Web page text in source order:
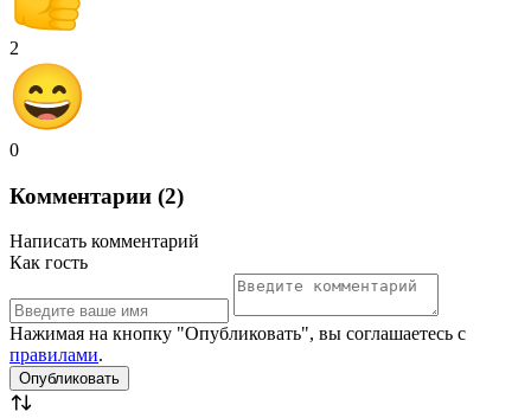
2
0
Комментарии (2)
Написать комментарий
Как гость
Нажимая на кнопку "Опубликовать", вы соглашаетесь с
правилами.